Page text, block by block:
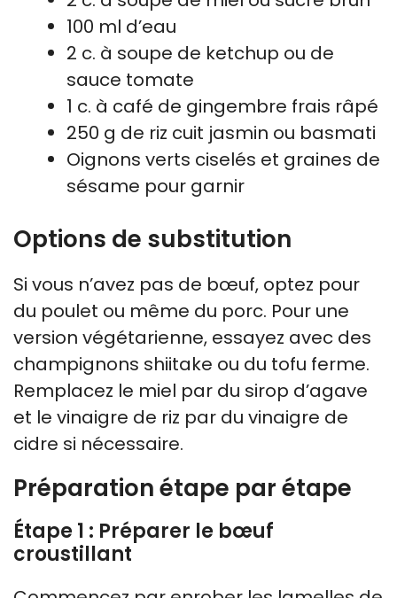
100 ml d’eau
2 c. à soupe de ketchup ou de
sauce tomate
1 c. à café de gingembre frais râpé
250 g de riz cuit jasmin ou basmati
Oignons verts ciselés et graines de
sésame pour garnir
Options de substitution
Si vous n’avez pas de bœuf, optez pour
du poulet ou même du porc. Pour une
version végétarienne, essayez avec des
champignons shiitake ou du tofu ferme.
Remplacez le miel par du sirop d’agave
et le vinaigre de riz par du vinaigre de
cidre si nécessaire.
Préparation étape par étape
Étape 1 : Préparer le bœuf
croustillant